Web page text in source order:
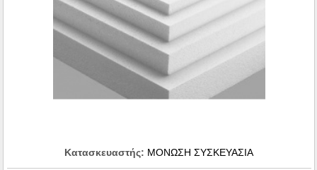
Κατασκευαστής: ΜΟΝΩΣΗ ΣΥΣΚΕΥΑΣΙΑ